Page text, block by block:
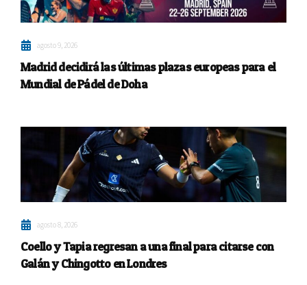
agosto 9, 2026
Madrid decidirá las últimas plazas europeas para el
Mundial de Pádel de Doha
agosto 8, 2026
Coello y Tapia regresan a una final para citarse con
Galán y Chingotto en Londres